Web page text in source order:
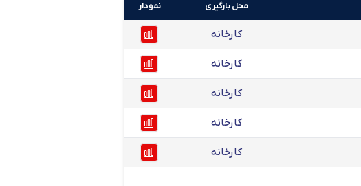
محل بارگیری نمودار
کارخانه
کارخانه
کارخانه
کارخانه
کارخانه